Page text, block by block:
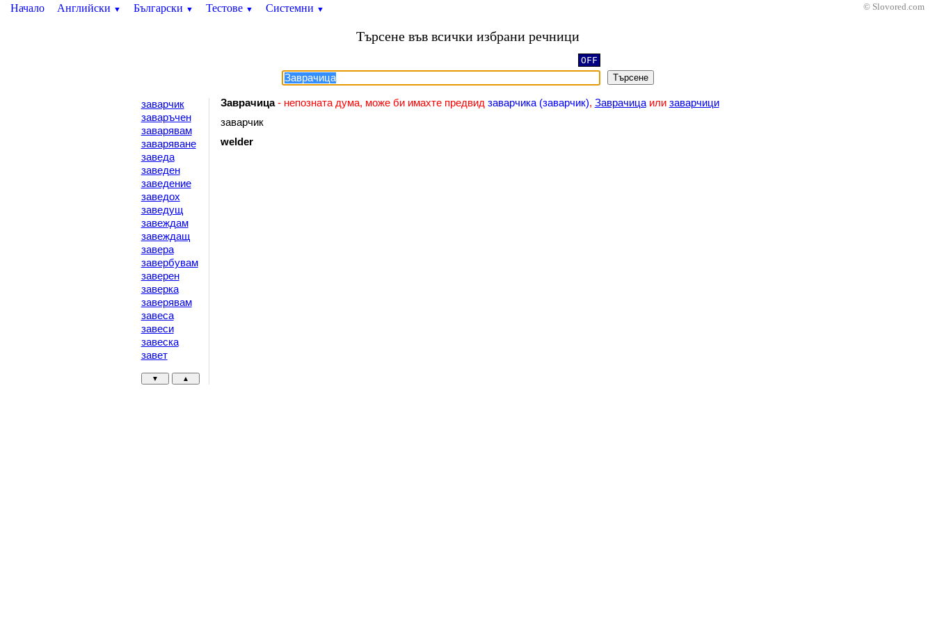
Начало Английски ▼ Български ▼ Тестове ▼ Системни ▼ © Slovored.com
Търсене във всички избрани речници
OFF
Търсене
заварчик
заваръчен
заварявам
заваряване
заведа
заведен
заведение
заведох
заведущ
завеждам
завеждащ
завера
завербувам
заверен
заверка
заверявам
завеса
завеси
завеска
завет
▼ ▲
Заврачица- непозната дума, може би имахте предвид заварчика (заварчик), Заврачицаили заварчици
заварчик
welder